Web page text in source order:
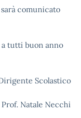
comunicato
a tutti buon anno
Scolastico
Prof. Natale Necchi